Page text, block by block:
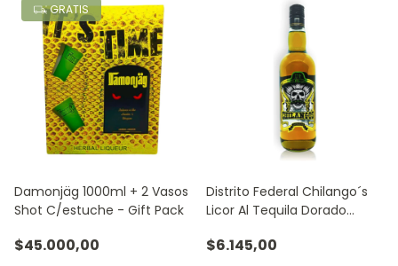
GRATIS
Damonjäg 1000ml + 2 Vasos
Shot C/estuche - Gift Pack
$45.000,00
Distrito Federal Chilango´s
Licor Al Tequila Dorado
$6.145,00